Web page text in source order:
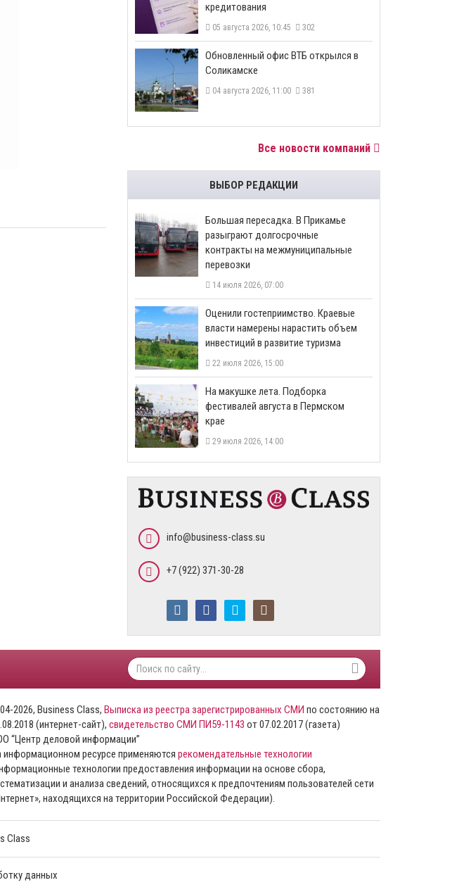
кредитования
05 августа 2026, 10:45 302
​Обновленный офис ВТБ открылся в
Соликамске
04 августа 2026, 11:00 381
Все новости компаний
ВЫБОР РЕДАКЦИИ
Большая пересадка. В Прикамье
разыграют долгосрочные
контракты на межмуниципальные
перевозки
14 июля 2026, 07:00
Оценили гостеприимство. Краевые
власти намерены нарастить объем
инвестиций в развитие туризма
22 июля 2026, 15:00
На макушке лета. Подборка
фестивалей августа в Пермском
крае
29 июля 2026, 14:00
info@business-class.su
+7 (922) 371-30-28
2026, Business Class, Выписка из реестра зарегистрированных СМИ по состоянию на
(интернет-сайт), свидетельство СМИ ПИ59-1143 от 07.02.2017 (газета)
“Центр деловой информации”
информационном ресурсе применяются рекомендательные технологии
технологии предоставления информации на основе сбора,
и анализа сведений, относящихся к предпочтениям пользователей сети
находящихся на территории Российской Федерации).
Class
данных